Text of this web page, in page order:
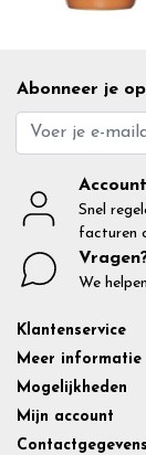
Abonneer je
Account
Snel
facturen
We
Klantenservice
Meer informatie
Mogelijkheden
Mijn account
Contactgegevens